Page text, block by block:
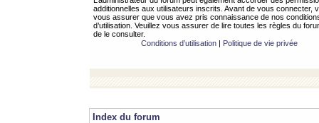
additionnelles aux utilisateurs inscrits. Avant de vous connecter,
vous assurer que vous avez pris connaissance de nos
d’utilisation. Veuillez vous assurer de lire toutes les règles du
de le consulter.
Conditions d’utilisation| Politique de vie privée
Index du forum